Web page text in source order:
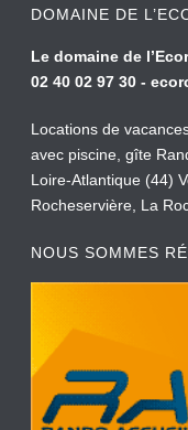
DOMAINE DE
Le domaine de
02 40 02 97 30 -
Locations de
avec piscine, gîte
Loire-Atlantique (44)
Rocheservière, La
NOUS SOMMES